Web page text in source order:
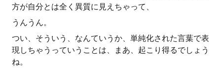
方が自分とは全く異質に見えちゃって、
うんうん。
つい、そういう、なんていうか、単純化された言葉で表
現しちゃうっていうことは、まあ、起こり得るでしょう
ね。